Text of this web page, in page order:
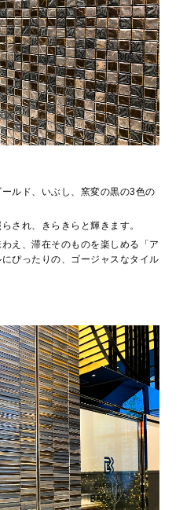
ルド、いぶし、窯変の黒の3色の
され、きらきらと輝きます。
え、滞在そのものを楽しめる「ア
ぴったりの、ゴージャスなタイル